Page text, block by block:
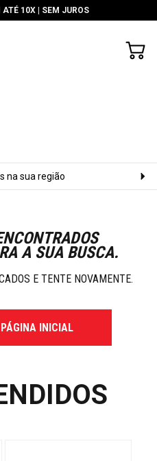
10X | SEM JUROS
na sua região
A SUA BUSCA.
E TENTE NOVAMENTE.
INICIAL